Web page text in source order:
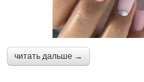
читать дальше →